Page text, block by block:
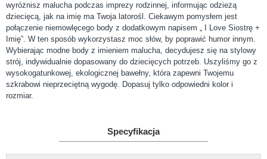
wyróżnisz malucha podczas imprezy rodzinnej, informując odzieżą
dziecięcą, jak na imię ma Twoja latorośl. Ciekawym pomysłem jest
połączenie niemowlęcego body z dodatkowym napisem „ I Love Siostrę +
Imię”. W ten sposób wykorzystasz moc słów, by poprawić humor innym.
Wybierając modne body z imieniem malucha, decydujesz się na stylowy
strój, indywidualnie dopasowany do dziecięcych potrzeb. Uszyliśmy go z
wysokogatunkowej, ekologicznej bawełny, która zapewni Twojemu
szkrabowi nieprzeciętną wygodę. Dopasuj tylko odpowiedni kolor i
rozmiar.
Specyfikacja